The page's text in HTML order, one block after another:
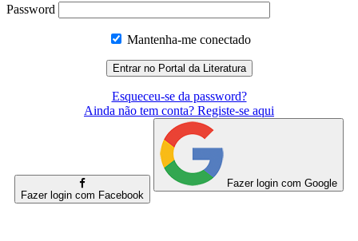
Password
Mantenha-me conectado
Esqueceu-se da password?
Ainda não tem conta? Registe-se aqui
Fazer login com Facebook
Fazer login com Google